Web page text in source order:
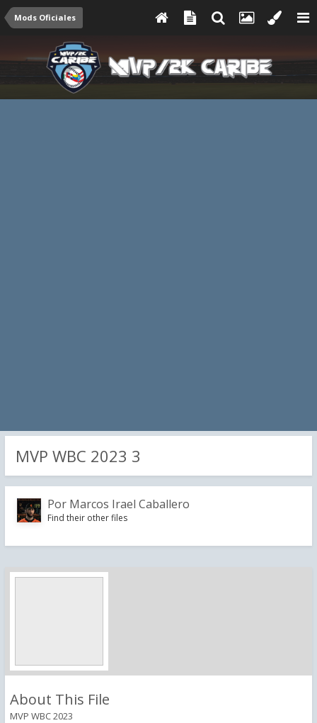
Mods Oficiales
MVP WBC 2023 3
Por Marcos Irael Caballero
Find their other files
About This File
MVP WBC 2023